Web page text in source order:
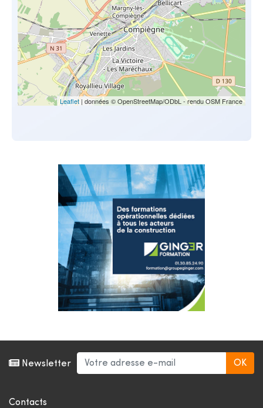
Leaflet | données © OpenStreetMap/ODbL - rendu OSM France
Newsletter
Contacts